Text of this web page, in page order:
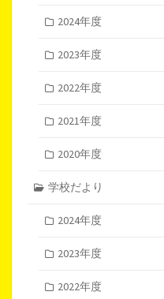
2024年度
2023年度
2022年度
2021年度
2020年度
学校だより
2024年度
2023年度
2022年度